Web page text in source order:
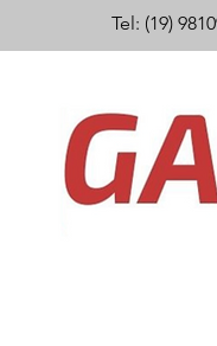
Tel: (19)